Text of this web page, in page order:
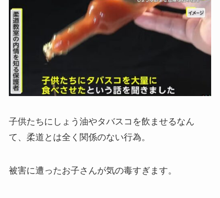
子供たちにしょう油やタバスコを飲ませるなん
て、柔道とは全く関係のない行為。
被害に遭ったお子さんが気の毒すぎます。